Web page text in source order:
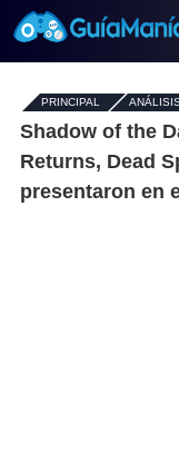
PRINCIPAL -
Shadow of the
Returns, Dead
presentaron en